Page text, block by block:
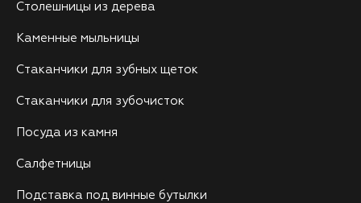
Столешницы из дерева
Каменные мыльницы
Стаканчики для зубных щеток
Стаканчики для зубочисток
Посуда из камня
Салфетницы
Подставка под винные бутылки